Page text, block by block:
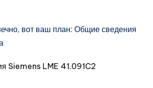
вот ваш план: Общие сведения
Siemens LME 41.091C2